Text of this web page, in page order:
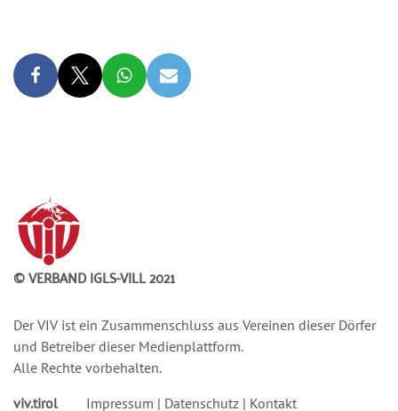
© VERBAND IGLS-VILL 2021
Der VIV ist ein Zusammenschluss aus Vereinen dieser Dörfer
und Betreiber dieser Medienplattform.
Alle Rechte vorbehalten.
viv.tirol
Impressum | Datenschutz | Kontakt